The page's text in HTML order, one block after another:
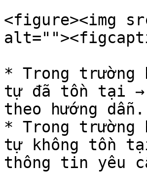
<figure><img
* Trong trường
tự đã tồn tại →
theo hướng dẫn.
* Trong trường
tự không tồn
thông tin yêu